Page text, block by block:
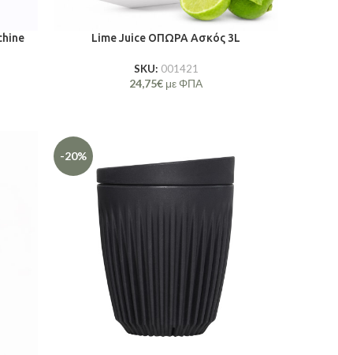
Lime Juice ΟΠΩΡΑ Ασκός 3L
SKU: 001421
24,75€ με ΦΠΑ
-20%